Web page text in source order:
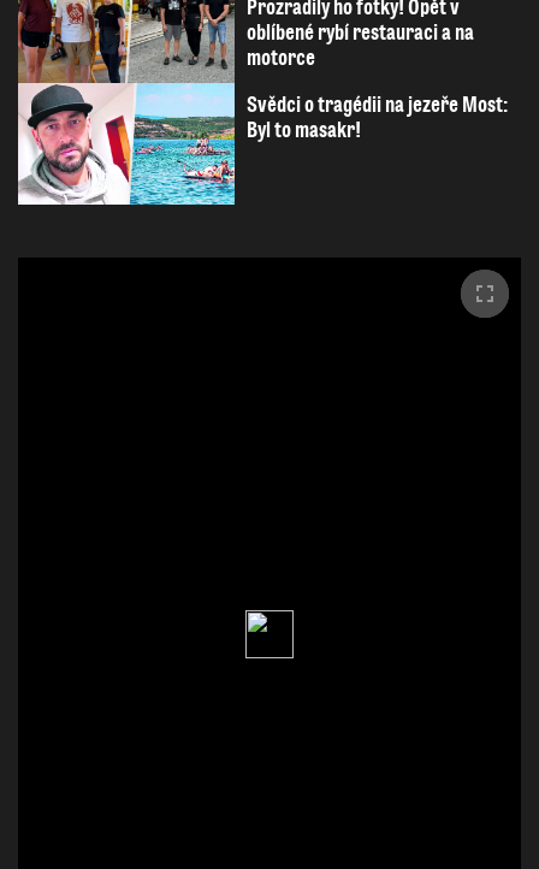
Prozradily ho fotky! Opět v
oblíbené rybí restauraci a na
motorce
Svědci o tragédii na jezeře Most:
Byl to masakr!